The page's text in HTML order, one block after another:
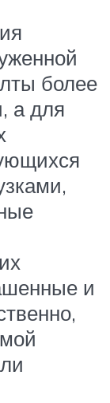
более
а для
и